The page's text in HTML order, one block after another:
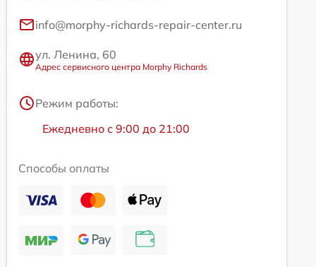
info@morphy-richards-repair-center.ru
ул. Ленина, 60
Адрес сервисного центра Morphy Richards
Режим работы:
Ежедневно с 9:00 до 21:00
Способы оплаты